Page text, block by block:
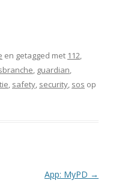
en getagged met 112,
, guardian,
, safety, security, sos op
App: MyPD →